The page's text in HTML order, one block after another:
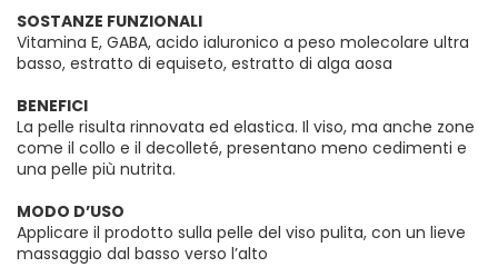
SOSTANZE FUNZIONALI
Vitamina E, GABA, acido ialuronico a peso molecolare ultra
basso, estratto di equiseto, estratto di alga aosa
BENEFICI
La pelle risulta rinnovata ed elastica. Il viso, ma anche zone
come il collo e il decolleté, presentano meno cedimenti e
una pelle più nutrita.
MODO D’USO
Applicare il prodotto sulla pelle del viso pulita, con un lieve
massaggio dal basso verso l’alto